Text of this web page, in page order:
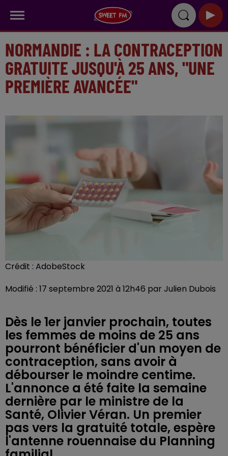
NORMANDIE : LA CONTRACEPTION
GRATUITE JUSQU'À 25 ANS, "UNE
PREMIÈRE AVANCÉE"
Crédit : AdobeStock
Modifié : 17 septembre 2021 à 12h46 par Julien Dubois
Dès le 1er janvier prochain, toutes
les femmes de moins de 25 ans
pourront bénéficier d'un moyen de
contraception, sans avoir à
débourser le moindre centime.
L'annonce a été faite la semaine
dernière par le ministre de la
Santé, Olivier Véran. Un premier
pas vers la gratuité totale, espère
l'antenne rouennaise du Planning